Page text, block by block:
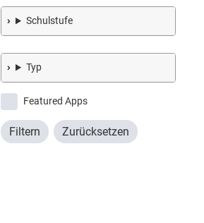
Schulstufe
Typ
Featured Apps